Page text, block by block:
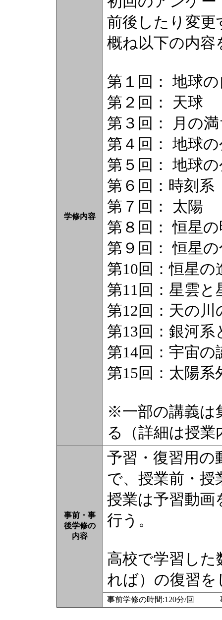
学修内容
前後したり変
概ね以下の内容
第１回： 地球
第２回： 天球
第３回： 月の
第４回： 地球
第５回： 地球
第６回：時刻系
第７回： 太陽
第８回： 恒星
第９回： 恒星
第10回：恒星の
第11回：星雲と
第12回：天の川
第13回：銀河系
第14回：宇宙の
第15回：太陽系
※一部の講義は
る（詳細は授
事前・事
後学修の
内容
予習・復習用の
で、授業前・
授業は予習動
行う。
高校で学習し
れば）の復習
事前学修の時間:120分/回 事